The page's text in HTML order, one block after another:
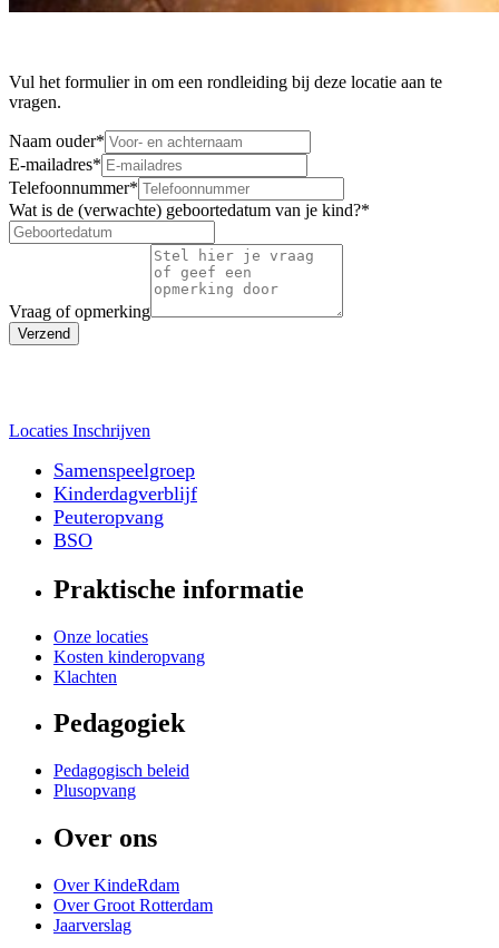
Vul het formulier in om een rondleiding bij deze locatie aan te
vragen.
Naam ouder*
E-mailadres*
Telefoonnummer*
Wat is de (verwachte) geboortedatum van je kind?*
Vraag of opmerking
Verzend
Locaties Inschrijven
Samenspeelgroep
Kinderdagverblijf
Peuteropvang
BSO
Praktische informatie
Onze locaties
Kosten kinderopvang
Klachten
Pedagogiek
Pedagogisch beleid
Plusopvang
Over ons
Over KindeRdam
Over Groot Rotterdam
Jaarverslag